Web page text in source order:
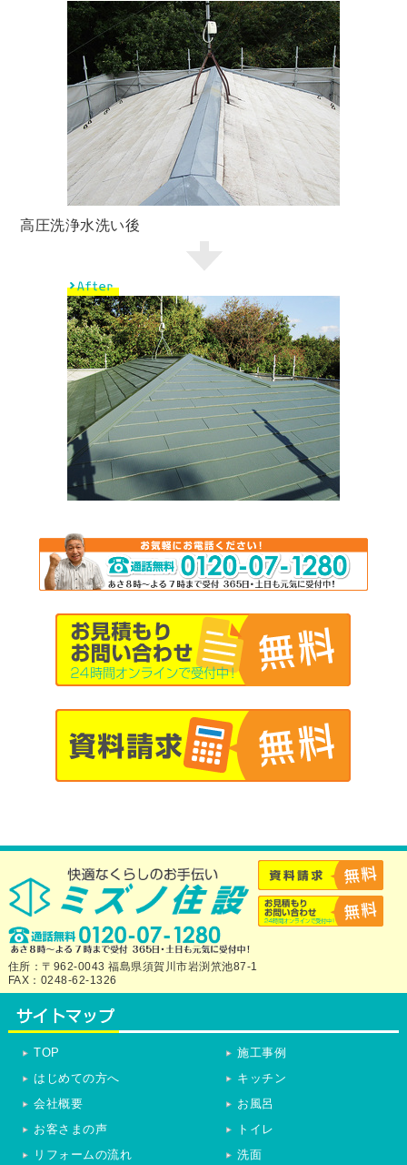
高圧洗浄水洗い後
住所：〒962-0043 福島県須賀川市岩渕笊池87-1
FAX：0248-62-1326
TOP
はじめての方へ
会社概要
お客さまの声
リフォームの流れ
施工事例
キッチン
お風呂
トイレ
洗面